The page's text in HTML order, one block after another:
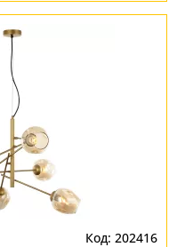
202416